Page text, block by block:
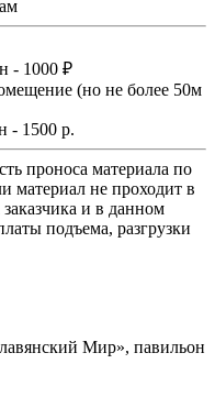
- 1000 ₽
(но не более 50м
- 1500 р.
проноса материала по
материал не проходит в
и в данном
подъема, разгрузки
Мир», павильон